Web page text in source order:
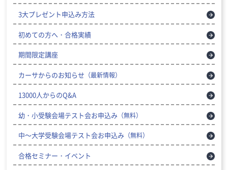
3大プレゼント申込み方法
初めての方へ・合格実績
期間限定講座
カーサからのお知らせ （最新情報）
13000人からのQ&A
幼・小受験会場テスト会お申込み （無料）
中～大学受験会場テスト会お申込み （無料）
合格セミナー・イベント